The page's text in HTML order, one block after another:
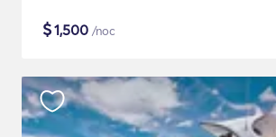
$1,500 /noc